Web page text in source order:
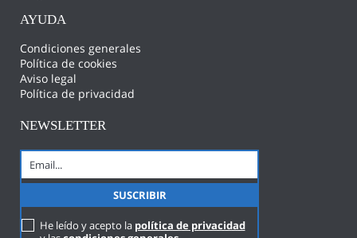
AYUDA
Condiciones generales
Política de cookies
Aviso legal
Política de privacidad
NEWSLETTER
He leído y acepto la política de privacidad